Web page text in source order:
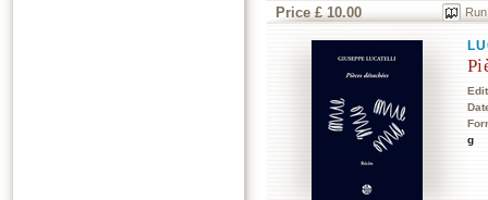
Price £ 10.00
g